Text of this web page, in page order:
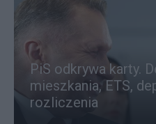
PiS odkrywa karty.
mieszkania, ETS,
rozliczenia